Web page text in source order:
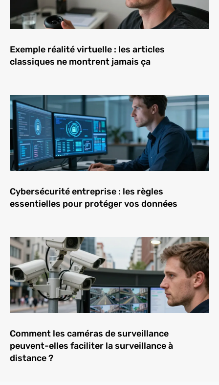
Exemple réalité virtuelle : les articles
classiques ne montrent jamais ça
Cybersécurité entreprise : les règles
essentielles pour protéger vos données
Comment les caméras de surveillance
peuvent-elles faciliter la surveillance à
distance ?